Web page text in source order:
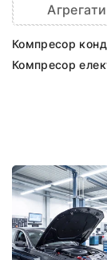
Компресор
Компресор